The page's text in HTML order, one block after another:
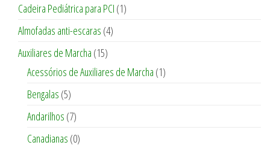
Cadeira Pediátrica para PCI (1)
Almofadas anti-escaras (4)
Auxiliares de Marcha (15)
Acessórios de Auxiliares de Marcha (1)
Bengalas (5)
Andarilhos (7)
Canadianas (0)